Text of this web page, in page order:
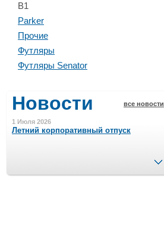
B1
Parker
Прочие
Футляры
Футляры Senator
Новости все новости
1 Июля 2026
Летний корпоративный отпуск
Минимальная сумма заказа 5000 р.